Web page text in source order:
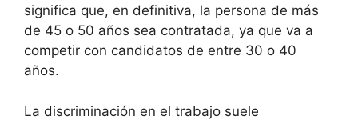
significa que, en definitiva, la persona de más
de 45 o 50 años sea contratada, ya que va a
competir con candidatos de entre 30 o 40
años.
La discriminación en el trabajo suele